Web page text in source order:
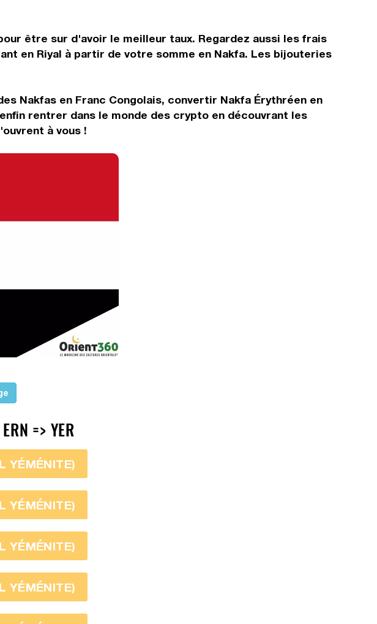
être sur d'avoir le meilleur taux. Regardez aussi les frais
en Riyal à partir de votre somme en Nakfa. Les bijouteries
Nakfas en Franc Congolais, convertir Nakfa Érythréen en
rentrer dans le monde des crypto en découvrant les
à vous !
=> YER
YÉMÉNITE)
YÉMÉNITE)
YÉMÉNITE)
YÉMÉNITE)